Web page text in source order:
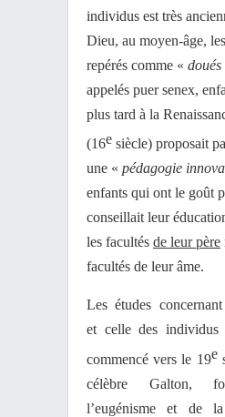
individus est très
Dieu, au moyen-âge,
repérés comme « doués
appelés puer senex,
plus tard à la
(16e siècle) proposait
une « pédagogie
enfants qui ont le goût
conseillait leur
les facultés de leur père
facultés de leur âme.
Les études
et celle des individus
commencé vers le 19e
célèbre Galton,
l’eugénisme et de